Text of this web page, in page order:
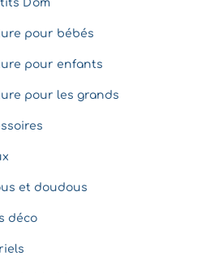
D'om
pour bébés
pour enfants
pour les grands
et doudous
déco